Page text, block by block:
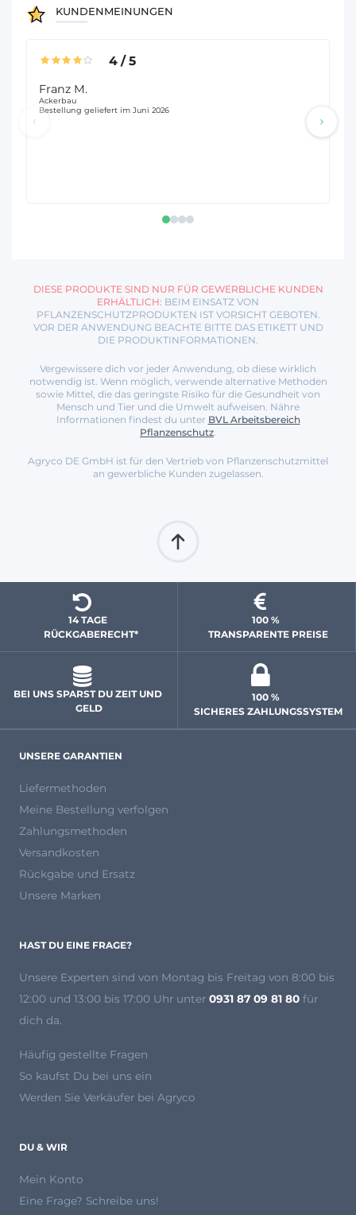
KUNDENMEINUNGEN
4/5
Franz M.
Ackerbau
Bestellung geliefert im Juni 2026
DIESE PRODUKTE SIND NUR FÜR GEWERBLICHE KUNDEN
ERHÄLTLICH: BEIM EINSATZ VON
PFLANZENSCHUTZPRODUKTEN IST VORSICHT GEBOTEN.
VOR DER ANWENDUNG BEACHTE BITTE DAS ETIKETT UND
DIE PRODUKTINFORMATIONEN.
Vergewissere dich vor jeder Anwendung, ob diese wirklich
notwendig ist. Wenn möglich, verwende alternative Methoden
sowie Mittel, die das geringste Risiko für die Gesundheit von
Mensch und Tier und die Umwelt aufweisen. Nähre
Informationen findest du unter BVL Arbeitsbereich
Pflanzenschutz.
Agryco DE GmbH ist für den Vertrieb von Pflanzenschutzmittel
an gewerbliche Kunden zugelassen.
14 TAGE
  RÜCKGABERECHT*
100 %
TRANSPARENTE PREISE
BEI UNS SPARST DU ZEIT UND
GELD
100 %
SICHERES ZAHLUNGSSYSTEM
UNSERE GARANTIEN
Liefermethoden
Meine Bestellung verfolgen
Zahlungsmethoden
Versandkosten
Rückgabe und Ersatz
Unsere Marken
HAST DU EINE FRAGE?
Unsere Experten sind von Montag bis Freitag von 8:00 bis
12:00 und 13:00 bis 17:00 Uhr unter 0931 87 09 81 80 für
dich da.
Häufig gestellte Fragen
So kaufst Du bei uns ein
Werden Sie Verkäufer bei Agryco
DU & WIR
Mein Konto
Eine Frage? Schreibe uns!